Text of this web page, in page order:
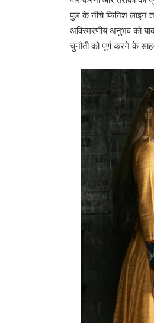
पुल के नीचे फिनिश लाइन
अविस्मरणीय अनुभव को
चुनौती को पूर्ण करने के